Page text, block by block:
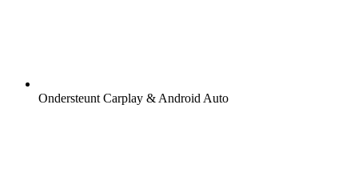
Ondersteunt Carplay & Android Auto